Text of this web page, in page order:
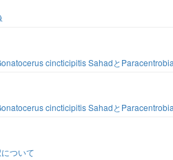
cincticipitis Sahadと
cincticipitis Sahadと
ついて